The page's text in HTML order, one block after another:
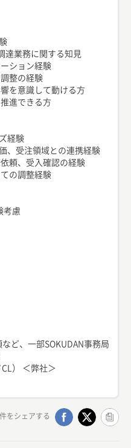
達業務に関する知見
ション経験
整の経験
を意識して動ける方
進できる方
経験
、受注領域との連携経験
頼、受入確認の経験
の調整経験
考慮
ど、一部SOKUDAN事務局
） ＜弊社＞
をシェアする